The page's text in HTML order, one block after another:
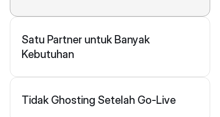
Satu Partner untuk Banyak
Kebutuhan
Tidak Ghosting Setelah Go-Live